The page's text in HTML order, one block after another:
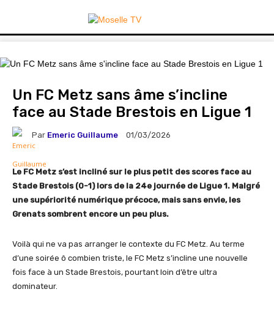
Un FC Metz sans âme s’incline
face au Stade Brestois en Ligue 1
Par Emeric Guillaume 01/03/2026
Le FC Metz s’est incliné sur le plus petit des scores face au
Stade Brestois (0-1) lors de la 24e journée de Ligue 1. Malgré
une supériorité numérique précoce, mais sans envie, les
Grenats sombrent encore un peu plus.
Voilà qui ne va pas arranger le contexte du FC Metz. Au terme
d’une soirée ô combien triste, le FC Metz s’incline une nouvelle
fois face à un Stade Brestois, pourtant loin d’être ultra
dominateur.